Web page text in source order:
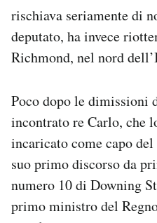
rischiava seriamente di
deputato, ha invece
Richmond, nel nord
Poco dopo le dimissioni
incontrato re Carlo, che
incaricato come capo
suo primo discorso da
numero 10 di Downing
primo ministro del